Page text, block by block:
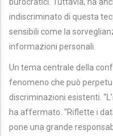
indiscriminato di questa
sensibili come la
informazioni personali.
Un tema centrale della
fenomeno che può
discriminazioni esistenti.
ha affermato. “Riflette i
pone una grande